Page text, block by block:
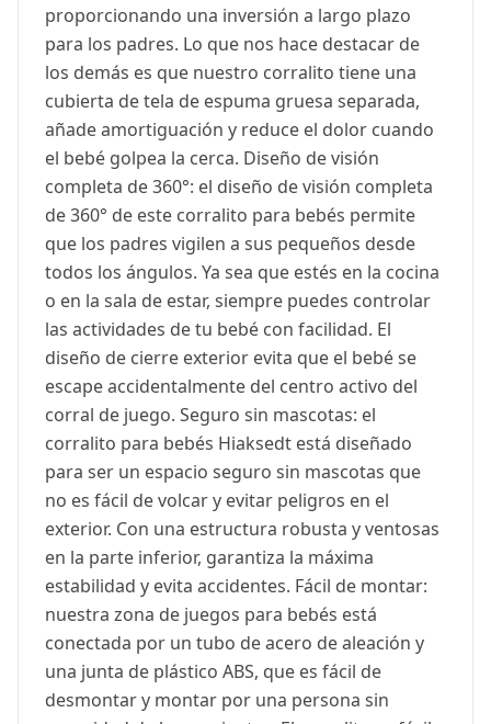
proporcionando una inversión a largo plazo
para los padres. Lo que nos hace destacar de
los demás es que nuestro corralito tiene una
cubierta de tela de espuma gruesa separada,
añade amortiguación y reduce el dolor cuando
el bebé golpea la cerca. Diseño de visión
completa de 360°: el diseño de visión completa
de 360° de este corralito para bebés permite
que los padres vigilen a sus pequeños desde
todos los ángulos. Ya sea que estés en la cocina
o en la sala de estar, siempre puedes controlar
las actividades de tu bebé con facilidad. El
diseño de cierre exterior evita que el bebé se
escape accidentalmente del centro activo del
corral de juego. Seguro sin mascotas: el
corralito para bebés Hiaksedt está diseñado
para ser un espacio seguro sin mascotas que
no es fácil de volcar y evitar peligros en el
exterior. Con una estructura robusta y ventosas
en la parte inferior, garantiza la máxima
estabilidad y evita accidentes. Fácil de montar:
nuestra zona de juegos para bebés está
conectada por un tubo de acero de aleación y
una junta de plástico ABS, que es fácil de
desmontar y montar por una persona sin